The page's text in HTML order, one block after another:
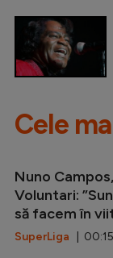
Cele
Nuno
Voluntari:
să facem în
SuperLiga | 00:15